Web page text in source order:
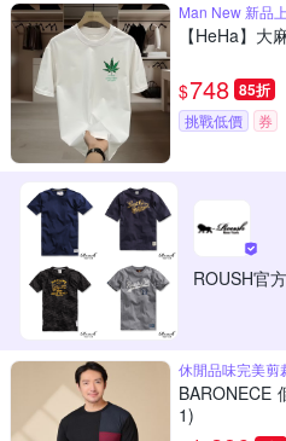
Man New 新品
【HeHa】大
$748 85折
挑戰低價 券
ROUSH官
休閒品味完美剪
BARONECE
1)